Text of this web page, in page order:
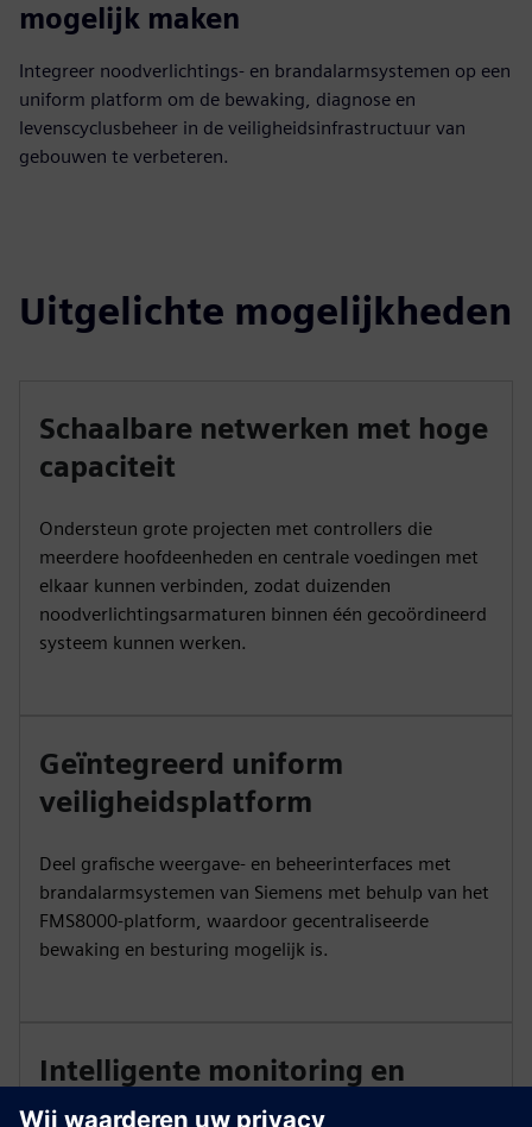
mogelijk maken
Integreer noodverlichtings- en brandalarmsystemen op een
uniform platform om de bewaking, diagnose en
levenscyclusbeheer in de veiligheidsinfrastructuur van
gebouwen te verbeteren.
Uitgelichte mogelijkheden
Schaalbare netwerken met hoge
capaciteit
Ondersteun grote projecten met controllers die
meerdere hoofdeenheden en centrale voedingen met
elkaar kunnen verbinden, zodat duizenden
noodverlichtingsarmaturen binnen één gecoördineerd
systeem kunnen werken.
Geïntegreerd uniform
veiligheidsplatform
Deel grafische weergave- en beheerinterfaces met
brandalarmsystemen van Siemens met behulp van het
FMS8000-platform, waardoor gecentraliseerde
bewaking en besturing mogelijk is.
Intelligente monitoring en
levenscyclusbeheer